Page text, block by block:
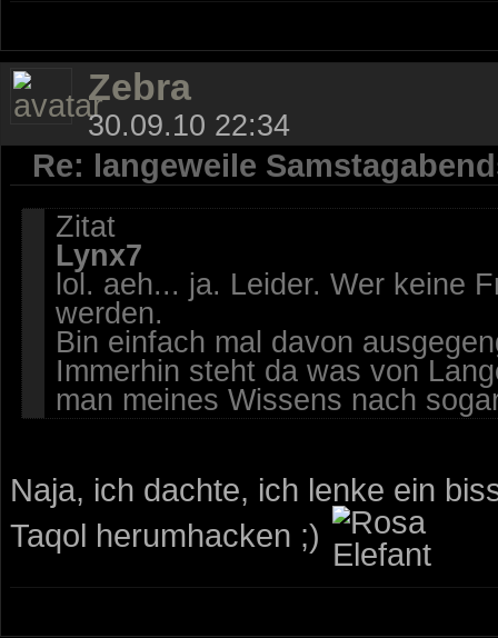
Zebra
30.09.10 22:34
Re: langeweile
Zitat
Lynx7
lol. aeh... ja. Leider. Wer keine
werden.
Bin einfach mal davon
Immerhin steht da was von
man meines Wissens nach
Naja, ich dachte, ich lenke ein
Taqol herumhacken ;)